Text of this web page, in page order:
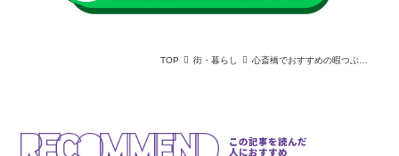
TOP 街・暮らし 心斎橋でおすすめの暇つぶしスポット5選！豊かなスキマ時間を過ごせるスポットを厳選
この記事を読んだ
人におすすめ